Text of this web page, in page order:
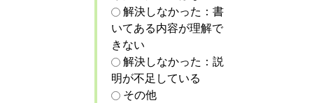
解決しなかった：書
いてある内容が理解で
きない
解決しなかった：説
明が不足している
その他